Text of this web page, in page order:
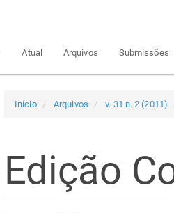
Atual Arquivos Submissões
Início Arquivos v. 31 n. 2 (2011)
Edição